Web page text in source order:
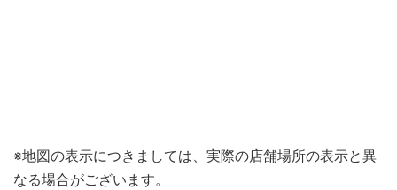
※地図の表示につきましては、実際の店舗場所の表示と異
なる場合がございます。